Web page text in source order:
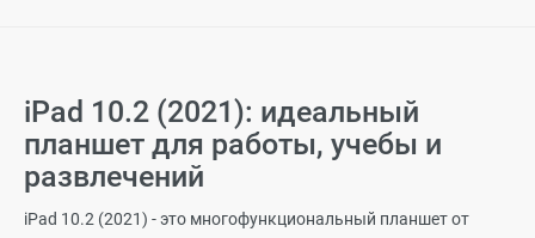
iPad 10.2 (2021): идеальный
планшет для работы, учебы и
развлечений
iPad 10.2 (2021) - это многофункциональный планшет от